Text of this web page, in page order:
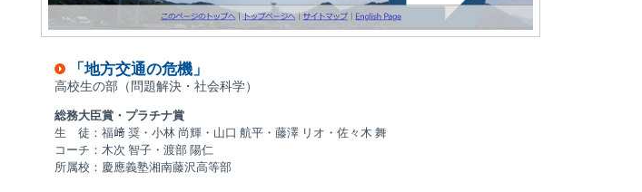
「地方交通の危機」
高校生の部（問題解決・社会科学）
総務大臣賞・プラチナ賞
生 徒：福﨑 奨・小林 尚輝・山口 航平・藤澤 リオ・佐々木 舞
コーチ：木次 智子・渡部 陽仁
所属校：慶應義塾湘南藤沢高等部